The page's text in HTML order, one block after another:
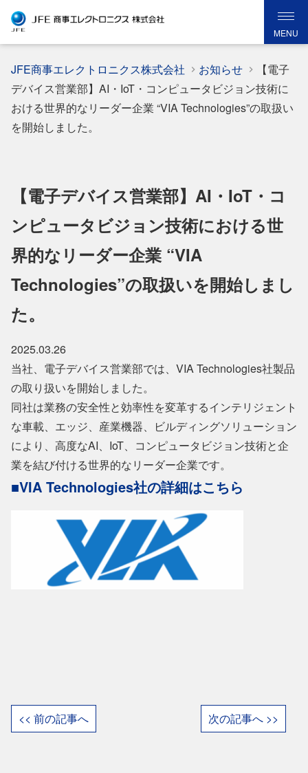
MENU
JFE商事エレクトロニクス株式会社 お知らせ
【電子
デバイス営業部】AI・IoT・コンピュータビジョン技術に
おける世界的なリーダー企業 “VIA Technologies”の取扱い
を開始しました。
【電子デバイス営業部】AI・IoT・コ
ンピュータビジョン技術における世
界的なリーダー企業 “VIA
Technologies”の取扱いを開始しまし
た。
2025.03.26
当社、電子デバイス営業部では、VIA Technologies社製品
の取り扱いを開始しました。
同社は業務の安全性と効率性を変革するインテリジェント
な車載、エッジ、産業機器、ビルディングソリューション
により、高度なAI、IoT、コンピュータビジョン技術と企
業を結び付ける世界的なリーダー企業です。
■VIA Technologies社の詳細はこちら
<< 前の記事へ 次の記事へ >>